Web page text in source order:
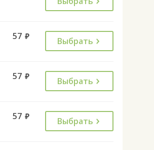
57 руб. Выбрать
57 руб. Выбрать
57 руб. Выбрать